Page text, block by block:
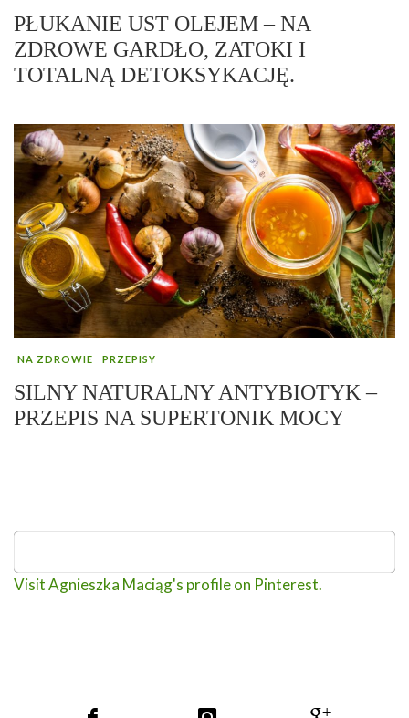
PŁUKANIE UST OLEJEM – NA
ZDROWE GARDŁO, ZATOKI I
TOTALNĄ DETOKSYKACJĘ.
NA ZDROWIE PRZEPISY
SILNY NATURALNY ANTYBIOTYK –
PRZEPIS NA SUPERTONIK MOCY
Visit Agnieszka Maciąg's profile on Pinterest.